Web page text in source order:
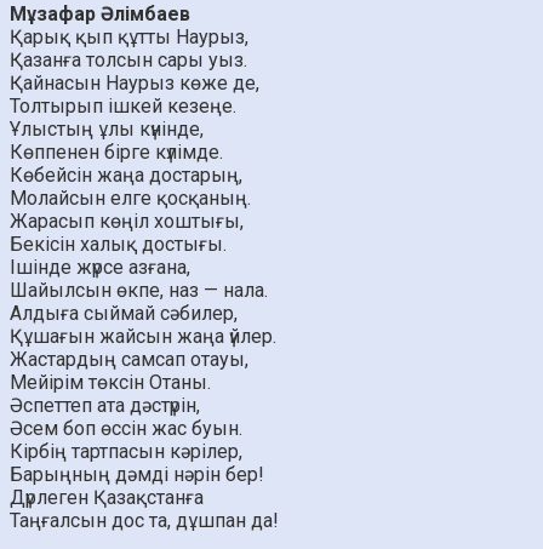
Мұзафар Әлімбаев
Қарық қып құтты Наурыз,
Қазанға толсын сары уыз.
Қайнасын Наурыз көже де,
Толтырып ішкей кезеңе.
Ұлыстың ұлы күнінде,
Көппенен бірге күлімде.
Көбейсін жаңа достарың,
Молайсын елге қосқаның.
Жарасып көңіл хоштығы,
Бекісін халық достығы.
Ішінде жүрсе азғана,
Шайылсын өкпе, наз — нала.
Алдыға сыймай сәбилер,
Құшағын жайсын жаңа үйлер.
Жастардың самсап отауы,
Мейірім төксін Отаны.
Әспеттеп ата дәстүрін,
Әсем боп өссін жас буын.
Кірбің тартпасын кәрілер,
Барыңның дәмді нәрін бер!
Дүрлеген Қазақстанға
Таңғалсын дос та, дұшпан да!